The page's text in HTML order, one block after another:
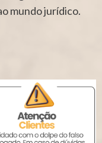
mundo jurídico.